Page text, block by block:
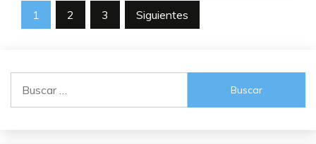
Navegación
1 2 3 Siguientes